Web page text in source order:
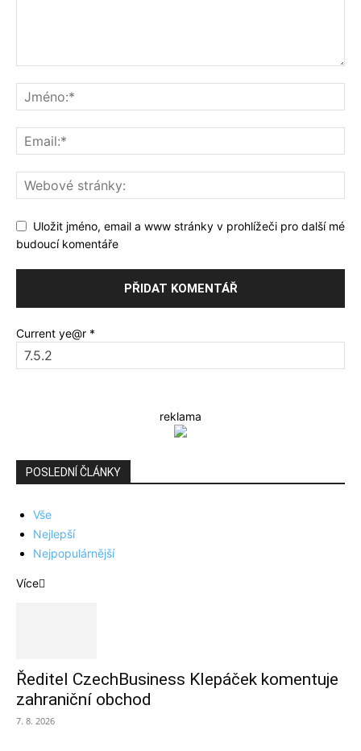
Uložit jméno, email a www stránky v prohlížeči pro další mé
budoucí komentáře
Current ye@r *
reklama
POSLEDNÍ ČLÁNKY
Vše
Nejlepší
Nejpopulárnější
Více
Ředitel CzechBusiness Klepáček komentuje
zahraniční obchod
7. 8. 2026